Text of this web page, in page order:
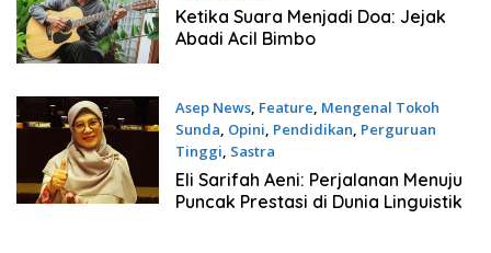
September 26, 2025
Ketika Suara Menjadi Doa: Jejak
Abadi Acil Bimbo
Asep News, Feature, Mengenal Tokoh
Sunda, Opini, Pendidikan, Perguruan
Tinggi, Sastra
Agustus 1, 2025
Eli Sarifah Aeni: Perjalanan Menuju
Puncak Prestasi di Dunia Linguistik